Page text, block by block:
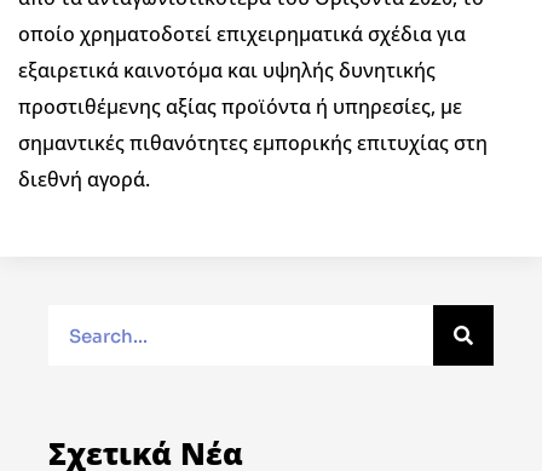
οποίο χρηματοδοτεί επιχειρηματικά σχέδια για
εξαιρετικά καινοτόμα και υψηλής δυνητικής
προστιθέμενης αξίας προϊόντα ή υπηρεσίες, με
σημαντικές πιθανότητες εμπορικής επιτυχίας στη
διεθνή αγορά.
Σχετικά Νέα